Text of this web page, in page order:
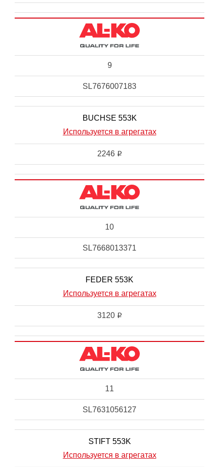
9
SL7676007183
BUCHSE 553K
Используется в агрегатах
2246 i
10
SL7668013371
FEDER 553K
Используется в агрегатах
3120 i
11
SL7631056127
STIFT 553K
Используется в агрегатах